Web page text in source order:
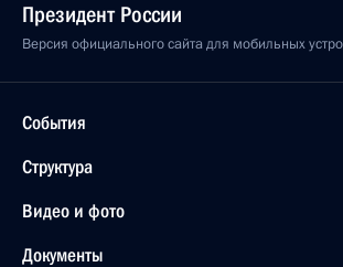
Президент России
Версия официального сайта для мобильных
События
Структура
Видео и фото
Документы